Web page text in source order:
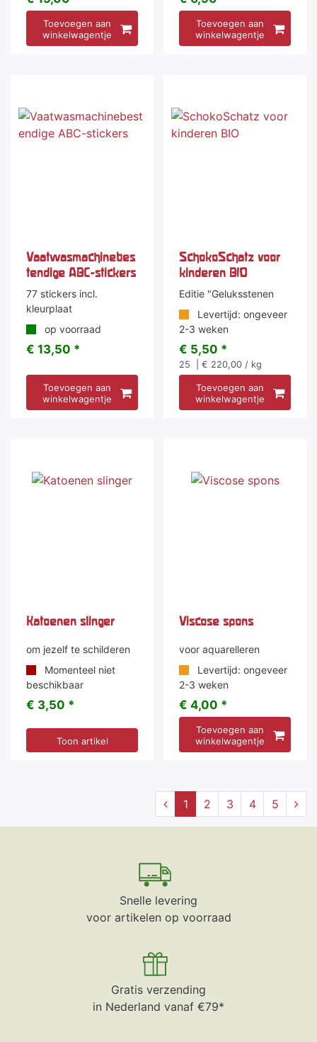
Toevoegen aan
winkelwagentje
Toevoegen aan
winkelwagentje
Vaatwasmachinebes
tendige ABC-stickers
77 stickers incl.
kleurplaat
op voorraad
€ 13,50 *
Toevoegen aan
winkelwagentje
SchokoSchatz voor
kinderen BIO
Editie "Geluksstenen
Levertijd: ongeveer
2-3 weken
€ 5,50 *
25 | € 220,00 / kg
Toevoegen aan
winkelwagentje
Katoenen slinger
om jezelf te schilderen
Momenteel niet
beschikbaar
€ 3,50 *
Toon artikel
Viscose spons
voor aquarelleren
Levertijd: ongeveer
2-3 weken
€ 4,00 *
Toevoegen aan
winkelwagentje
1 2 3 4 5
Snelle levering
voor artikelen op voorraad
Gratis verzending
in Nederland vanaf €79*